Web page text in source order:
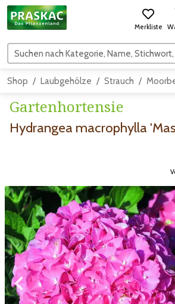
Merkliste
Shop Laubgehölze Strauch
Gartenhortensie
Hydrangea macrophylla
Zum vorigen Bild